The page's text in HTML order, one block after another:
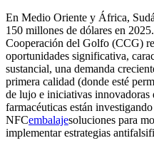
En Medio Oriente y África,
150 millones de dólares en
Cooperación del Golfo (CCG)
oportunidades significativa,
sustancial, una demanda
primera calidad (donde esté
de lujo e iniciativas innovadoras
farmacéuticas están
NFCembalajesoluciones para
implementar estrategias